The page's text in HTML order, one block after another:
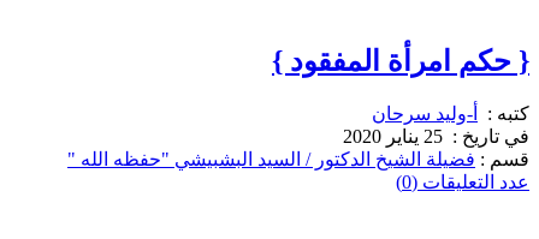
{ حكم امرأة المفقود }
كتبه :
أ-وليد سرحان
في تاريخ : 25 يناير 2020
قسم : فضيلة الشيخ الدكتور / السيد البشبيشي "حفظه الله "
عدد التعليقات (0)